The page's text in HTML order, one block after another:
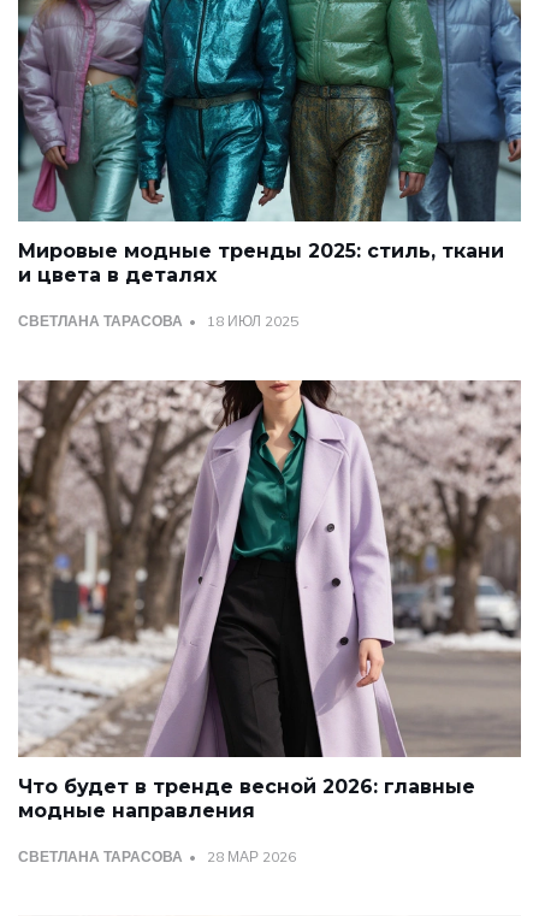
Мировые модные тренды 2025: стиль, ткани
и цвета в деталях
СВЕТЛАНА ТАРАСОВА 18 ИЮЛ 2025
Что будет в тренде весной 2026: главные
модные направления
СВЕТЛАНА ТАРАСОВА 28 МАР 2026